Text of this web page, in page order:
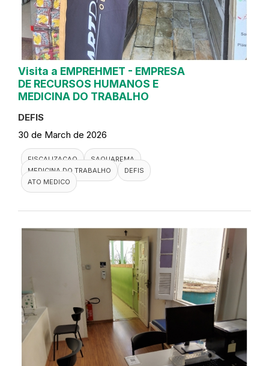
Visita a EMPREHMET - EMPRESA
DE RECURSOS HUMANOS E
MEDICINA DO TRABALHO
DEFIS
30 de March de 2026
FISCALIZACAO
SAQUAREMA
MEDICINA DO TRABALHO
DEFIS
ATO MEDICO